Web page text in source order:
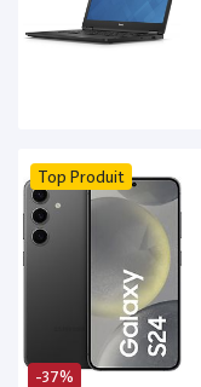
-37%
Top Produit